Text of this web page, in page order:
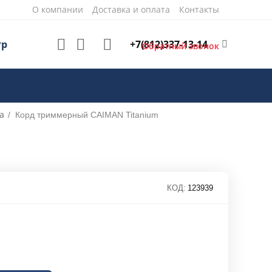
О компании Доставка и оплата Контакты
+7(812)337-13-14
Обратный звонок
/ Корд триммерный CAIMAN Titanium
КОД: 123939